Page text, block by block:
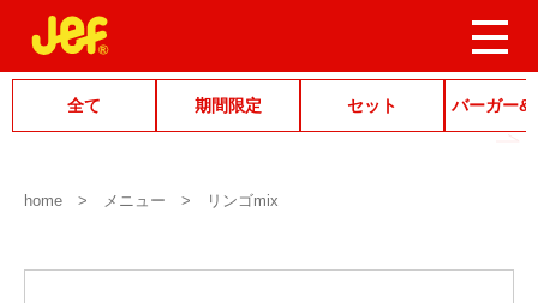
全て 期間限定 セット バーガー&
home メニュー リンゴmix